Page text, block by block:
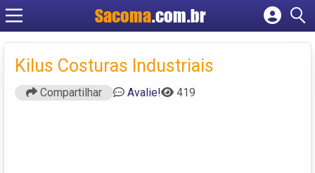
Sacoma.com.br
Cadastrar empresa
Criar conta
Kilus Costuras Industriais
Compartilhar Avalie! 419